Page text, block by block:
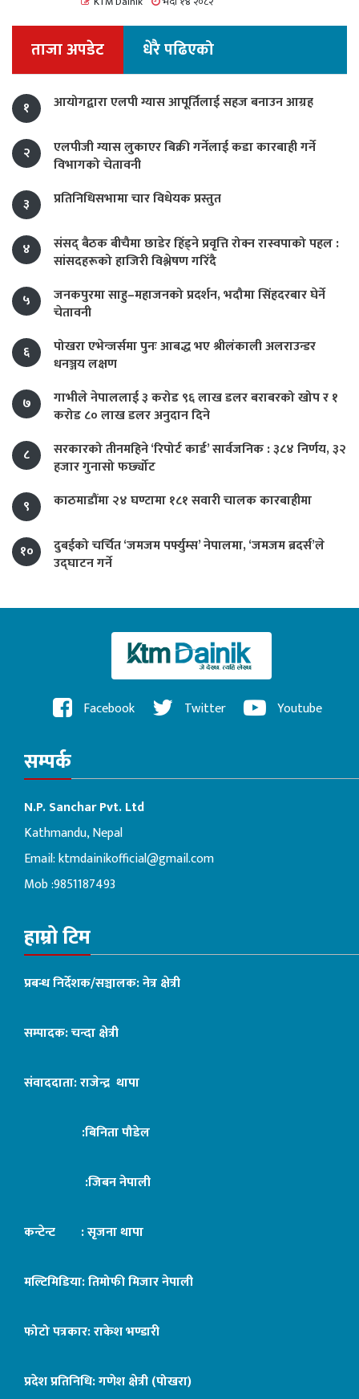
ताजा अपडेट धेरै पढिएको
१ आयोगद्वारा एलपी ग्यास आपूर्तिलाई सहज बनाउन आग्रह
२
एलपीजी ग्यास लुकाएर बिक्री गर्नेलाई कडा कारबाही गर्ने
विभागको चेतावनी
३
प्रतिनिधिसभामा चार विधेयक प्रस्तुत
४
संसद् बैठक बीचैमा छाडेर हिँड्ने प्रवृत्ति रोक्न रास्वपाको पहल :
सांसदहरूको हाजिरी विश्लेषण गरिँदै
५
जनकपुरमा साहु–महाजनको प्रदर्शन, भदौमा सिंहदरबार घेर्ने
चेतावनी
६
पोखरा एभेन्जर्समा पुनः आबद्ध भए श्रीलंकाली अलराउन्डर
धनञ्जय लक्षण
७
गाभीले नेपाललाई ३ करोड ९६ लाख डलर बराबरको खोप र १
करोड ८० लाख डलर अनुदान दिने
८
सरकारको तीनमहिने ‘रिपोर्ट कार्ड’ सार्वजनिक : ३८४ निर्णय, ३२
हजार गुनासो फर्छ्योट
९
काठमाडौंमा २४ घण्टामा १८१ सवारी चालक कारबाहीमा
१०
दुबईको चर्चित ‘जमजम पर्फ्युम्स’ नेपालमा, ‘जमजम ब्रदर्स’ले
उद्घाटन गर्ने
Facebook Twitter Youtube
सम्पर्क
N.P. Sanchar Pvt. Ltd
Kathmandu, Nepal
Email:ktmdainikofficial@gmail.com
Mob :9851187493
हाम्रो टिम
प्रबन्ध निर्देशक/सञ्चालक: नेत्र क्षेत्री
सम्पादक: चन्दा क्षेत्री
संवाददाता: राजेन्द्र थापा
:बिनिता पौडेल
:जिबन नेपाली
कन्टेन्ट : सृजना थापा
मल्टिमिडिया: तिमोफी मिजार नेपाली
फोटो पत्रकार: राकेश भण्डारी
प्रदेश प्रतिनिधि: गणेश क्षेत्री (पोखरा)